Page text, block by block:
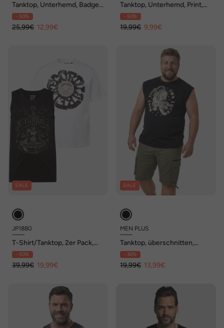
Tanktop, Unterhemd, Badge,
bis 8 XL
- 50%
25,99€ 12,99€
Tanktop, Unterhemd, Print,
Rundhals, bis 8 XL
- 50%
19,99€ 9,99€
SALE
JP1880
T-Shirt/Tanktop, 2er Pack,
Brustprint, bis 8 XL
- 50%
39,99€ 19,99€
SALE
MEN PLUS
Tanktop, überschnitten,
Brustprint, bis 8 XL
- 30%
19,99€ 13,99€